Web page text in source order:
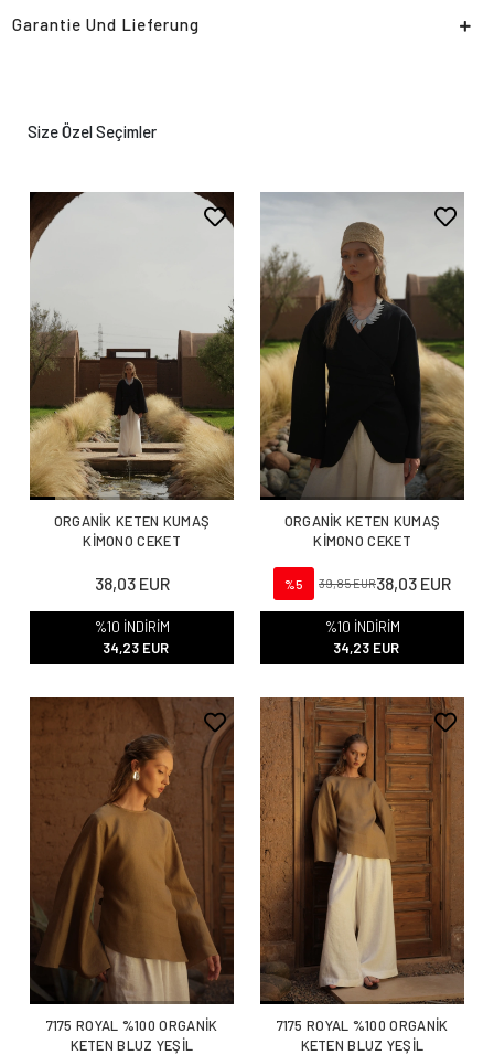
Garantie Und Lieferung
Size Özel Seçimler
ORGANİK KETEN KUMAŞ
KİMONO CEKET
38,03 EUR
%10 İNDİRİM
34,23 EUR
ORGANİK KETEN KUMAŞ
KİMONO CEKET
%5 39,85 EUR38,03 EUR
%10 İNDİRİM
34,23 EUR
7175 ROYAL %100 ORGANİK
KETEN BLUZ YEŞİL
7175 ROYAL %100 ORGANİK
KETEN BLUZ YEŞİL